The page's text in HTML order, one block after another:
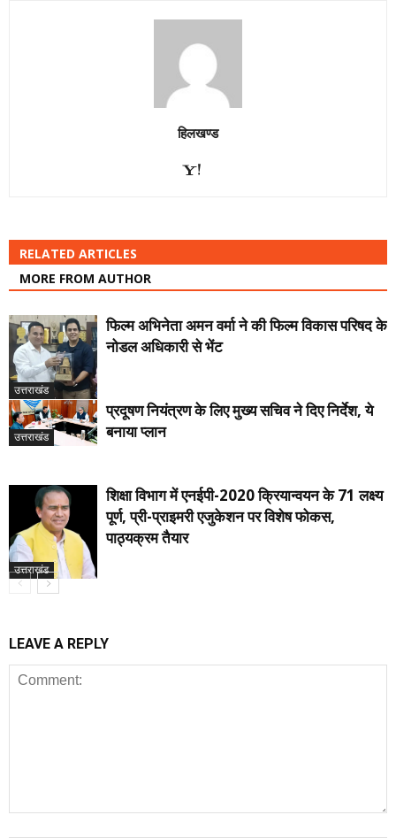
हिलखण्ड
RELATED ARTICLES
MORE FROM AUTHOR
उत्तराखंड
फिल्म अभिनेता अमन वर्मा ने की फिल्म विकास परिषद के
नोडल अधिकारी से भेंट
उत्तराखंड
प्रदूषण नियंत्रण के लिए मुख्य सचिव ने दिए निर्देश, ये
बनाया प्लान
उत्तराखंड
शिक्षा विभाग में एनईपी-2020 क्रियान्वयन के 71 लक्ष्य
पूर्ण, प्री-प्राइमरी एजुकेशन पर विशेष फोकस,
पाठ्यक्रम तैयार
LEAVE A REPLY